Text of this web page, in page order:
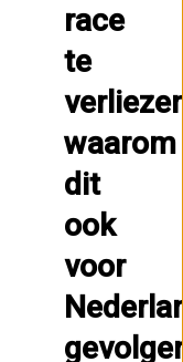
race
te
waarom
dit
ook
voor